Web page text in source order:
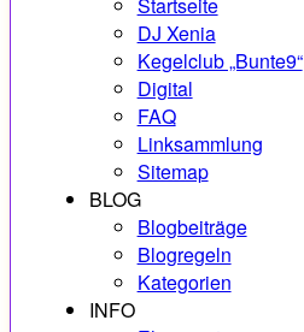
DJ Xenia
Kegelclub „Bunte9“
Digital
FAQ
Linksammlung
Sitemap
BLOG
Blogbeiträge
Blogregeln
Kategorien
INFO